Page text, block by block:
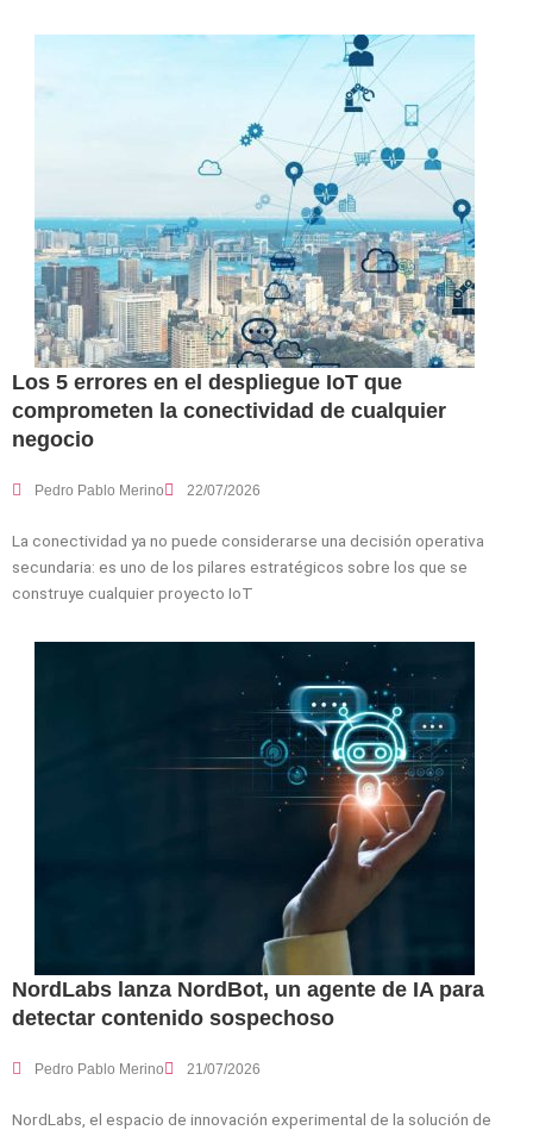
Los 5 errores en el despliegue IoT que
comprometen la conectividad de cualquier
negocio
Pedro Pablo Merino 22/07/2026
La conectividad ya no puede considerarse una decisión operativa
secundaria: es uno de los pilares estratégicos sobre los que se
construye cualquier proyecto IoT
NordLabs lanza NordBot, un agente de IA para
detectar contenido sospechoso
Pedro Pablo Merino 21/07/2026
NordLabs, el espacio de innovación experimental de la solución de